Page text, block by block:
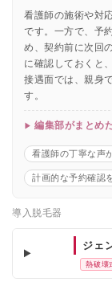
看護師の施術や対
です。一方で、予
め、契約前に次回
に確認しておくと
接遇面では、親身
す。
編集部がまとめ
看護師の丁寧な声
計画的な予約確認
導入脱毛器
ジェ
熱破壊